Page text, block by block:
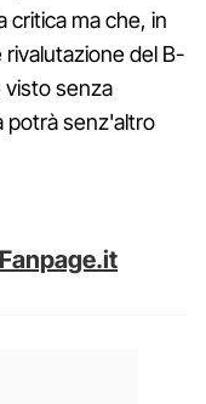
critica ma che, in
del B-
visto senza
potrà senz'altro